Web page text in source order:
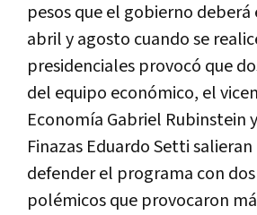
pesos que el gobierno
abril y agosto cuando se
presidenciales provocó que
del equipo económico, el
Economía Gabriel Rubinstein
Finazas Eduardo Setti
defender el programa con
polémicos que provocaron